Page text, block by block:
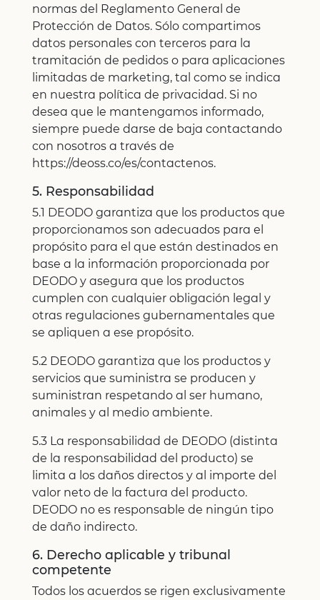
normas del Reglamento General de
Protección de Datos. Sólo compartimos
datos personales con terceros para la
tramitación de pedidos o para aplicaciones
limitadas de marketing, tal como se indica
en nuestra política de privacidad. Si no
desea que le mantengamos informado,
siempre puede darse de baja contactando
con nosotros a través de
https://deoss.co/es/contactenos.
5. Responsabilidad
5.1 DEODO garantiza que los productos que
proporcionamos son adecuados para el
propósito para el que están destinados en
base a la información proporcionada por
DEODO y asegura que los productos
cumplen con cualquier obligación legal y
otras regulaciones gubernamentales que
se apliquen a ese propósito.
5.2 DEODO garantiza que los productos y
servicios que suministra se producen y
suministran respetando al ser humano,
animales y al medio ambiente.
5.3 La responsabilidad de DEODO (distinta
de la responsabilidad del producto) se
limita a los daños directos y al importe del
valor neto de la factura del producto.
DEODO no es responsable de ningún tipo
de daño indirecto.
6. Derecho aplicable y tribunal
competente
Todos los acuerdos se rigen exclusivamente